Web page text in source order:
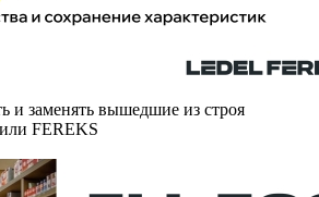
и заменять вышедшие из строя
FEREKS